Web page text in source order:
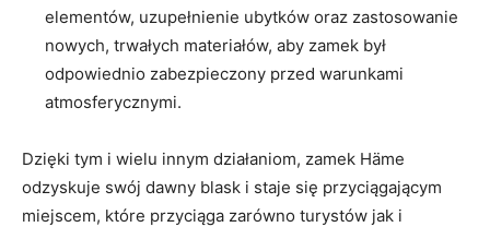
⁤elementów, uzupełnienie ubytków oraz zastosowanie
nowych, trwałych materiałów, aby zamek był
odpowiednio zabezpieczony przed warunkami
atmosferycznymi.
Dzięki tym i wielu innym‌ działaniom, zamek⁤ Häme
odzyskuje swój‌ dawny blask ⁢i staje się przyciągającym
miejscem, które przyciąga zarówno turystów jak i